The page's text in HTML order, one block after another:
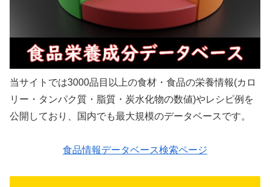
当サイトでは3000品目以上の食材・食品の栄養情報(カロ
リー・タンパク質・脂質・炭水化物の数値)やレシピ例を
公開しており、国内でも最大規模のデータベースです。
食品情報データベース検索ページ